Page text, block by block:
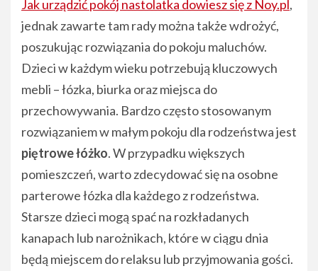
Jak urządzić pokój nastolatka dowiesz się z Noy.pl,
jednak zawarte tam rady można także wdrożyć,
poszukując rozwiązania do pokoju maluchów.
Dzieci w każdym wieku potrzebują kluczowych
mebli – łózka, biurka oraz miejsca do
przechowywania. Bardzo często stosowanym
rozwiązaniem w małym pokoju dla rodzeństwa jest
piętrowe łóżko. W przypadku większych
pomieszczeń, warto zdecydować się na osobne
parterowe łózka dla każdego z rodzeństwa.
Starsze dzieci mogą spać na rozkładanych
kanapach lub narożnikach, które w ciągu dnia
będą miejscem do relaksu lub przyjmowania gości.